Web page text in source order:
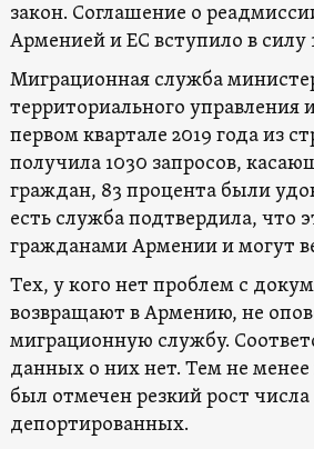
закон. Соглашение о
Арменией и ЕС вступило в силу
Миграционная служба
территориального управления
первом квартале 2019 года из
получила 1030 запросов,
граждан, 83 процента были
есть служба подтвердила, что
гражданами Армении и могут
Тех, у кого нет проблем с
возвращают в Армению, не
миграционную службу.
данных о них нет. Тем не менее
был отмечен резкий рост числа
депортированных.